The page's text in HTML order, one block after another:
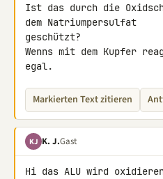
Ist das durch die
dem Natriumpersulfat
geschützt?
Wenns mit dem Kupfer
egal.
Markierten Text zitieren
KJ K. J.Gast
Hi das ALU wird